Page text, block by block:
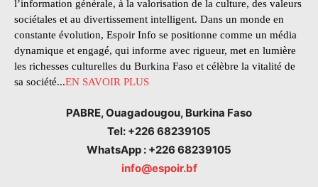
l’information générale, à la valorisation de la culture, des valeurs
sociétales et au divertissement intelligent. Dans un monde en
constante évolution, Espoir Info se positionne comme un média
dynamique et engagé, qui informe avec rigueur, met en lumière
les richesses culturelles du Burkina Faso et célèbre la vitalité de
sa société...EN SAVOIR PLUS
PABRE, Ouagadougou, Burkina Faso
Tel: +226 68239105
WhatsApp : +226 68239105
info@espoir.bf